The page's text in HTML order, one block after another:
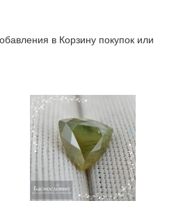
в Корзину покупок или